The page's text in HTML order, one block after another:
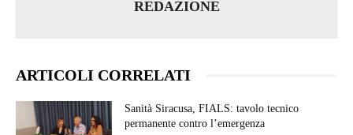
REDAZIONE
ARTICOLI CORRELATI
Sanità Siracusa, FIALS: tavolo tecnico
permanente contro l’emergenza